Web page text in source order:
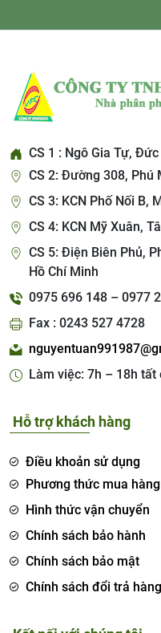
CS 1 : Ngô Gia Tự,
CS 2: Đường 308, Phú
CS 3: KCN Phố Nối B,
CS 4: KCN Mỹ Xuân,
CS 5: Điện Biên Phủ,
Hồ Chí Minh
0975 696 148 – 0977
Fax : 0243 527 4728
Làm việc: 7h – 18h tất
Hỗ trợ khách hàng
Điều khoản sử dụng
Phương thức mua
Hình thức vận chuyển
Chính sách bảo hành
Chính sách bảo mật
Chính sách đổi trả hàng